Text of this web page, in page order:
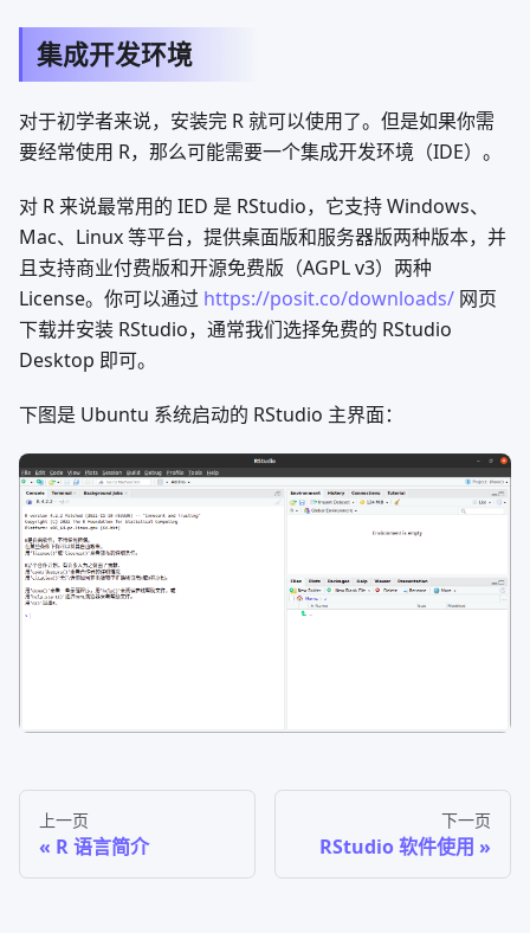
集成开发环境
对于初学者来说，安装完 R 就可以使用了。但是如果你需
要经常使用 R，那么可能需要一个集成开发环境（IDE）。
对 R 来说最常用的 IED 是 RStudio，它支持 Windows、
Mac、Linux 等平台，提供桌面版和服务器版两种版本，并
且支持商业付费版和开源免费版（AGPL v3）两种
License。你可以通过 https://posit.co/downloads/ 网页
下载并安装 RStudio，通常我们选择免费的 RStudio
Desktop 即可。
下图是 Ubuntu 系统启动的 RStudio 主界面：
上一页
R 语言简介
下一页
RStudio 软件使用